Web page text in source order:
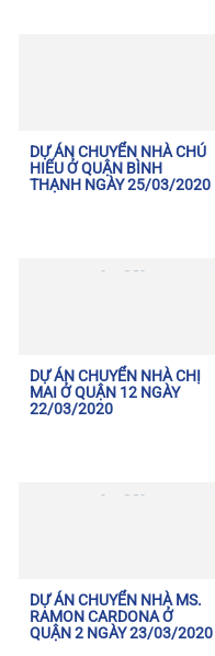
DỰ ÁN CHUYỂN NHÀ CHÚ
HIẾU Ở QUẬN BÌNH
THẠNH NGÀY 25/03/2020
DỰ ÁN CHUYỂN NHÀ CHỊ
MAI Ở QUẬN 12 NGÀY
22/03/2020
DỰ ÁN CHUYỂN NHÀ MS.
RAMON CARDONA Ở
QUẬN 2 NGÀY 23/03/2020